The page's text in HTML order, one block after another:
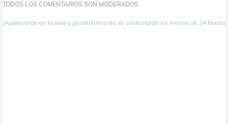
TODOS LOS COMENTARIOS SON MODERADOS
(Aparecerán en la web y posteriormente se contestarán en menos de 24 horas)